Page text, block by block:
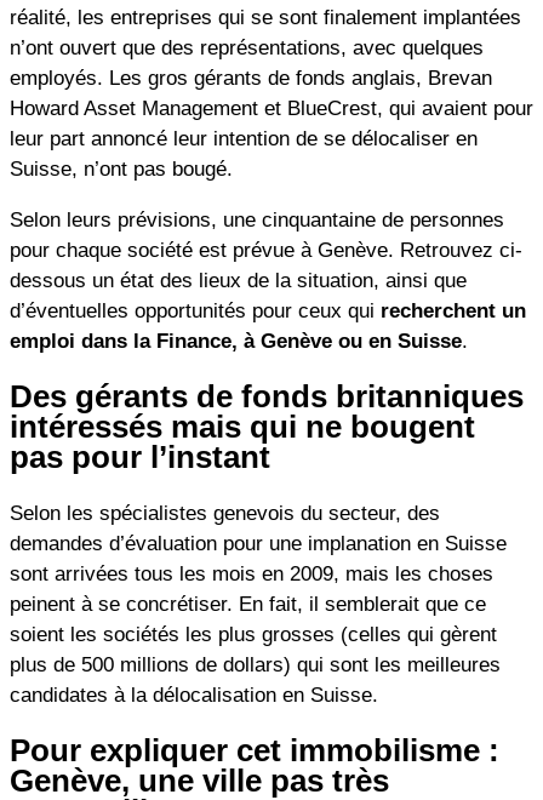
réalité, les entreprises qui se sont finalement implantées
n’ont ouvert que des représentations, avec quelques
employés. Les gros gérants de fonds anglais, Brevan
Howard Asset Management et BlueCrest, qui avaient pour
leur part annoncé leur intention de se délocaliser en
Suisse, n’ont pas bougé.
Selon leurs prévisions, une cinquantaine de personnes
pour chaque société est prévue à Genève. Retrouvez ci-
dessous un état des lieux de la situation, ainsi que
d’éventuelles opportunités pour ceux qui recherchent un
emploi dans la Finance, à Genève ou en Suisse.
Des gérants de fonds britanniques
intéressés mais qui ne bougent
pas pour l’instant
Selon les spécialistes genevois du secteur, des
demandes d’évaluation pour une implanation en Suisse
sont arrivées tous les mois en 2009, mais les choses
peinent à se concrétiser. En fait, il semblerait que ce
soient les sociétés les plus grosses (celles qui gèrent
plus de 500 millions de dollars) qui sont les meilleures
candidates à la délocalisation en Suisse.
Pour expliquer cet immobilisme :
Genève, une ville pas très